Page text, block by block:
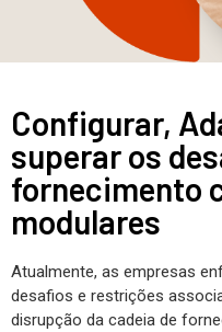
Configurar,
superar os
fornecimento
modulares
Atualmente, as empresas
desafios e restrições
disrupção da cadeia de